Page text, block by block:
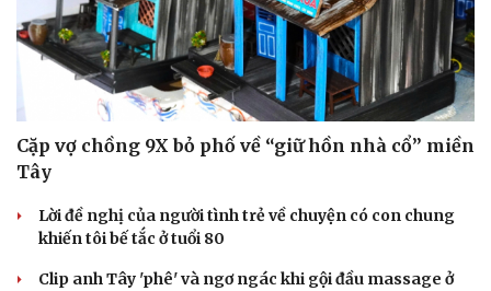
Cặp vợ chồng 9X bỏ phố về “giữ hồn nhà cổ” miền
Tây
Lời đề nghị của người tình trẻ về chuyện có con chung
khiến tôi bế tắc ở tuổi 80
Clip anh Tây 'phê' và ngơ ngác khi gội đầu massage ở